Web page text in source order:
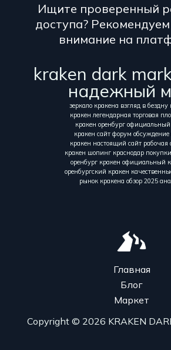
Ищите проверенный
доступа?
внимание на
kraken dark
надежный
зеркало кракена взгляд в бездну
кракен легендарная торговая
кракен оренбург официальный
кракен сайт форум
кракен настоящий сайт рабочая
кракен шопинг краснодар
оренбург кракен официальный
оренбургский кракен
рынок кракена обзор 2025
Главная
Блог
Маркет
Copyright © 2026 KRAKEN